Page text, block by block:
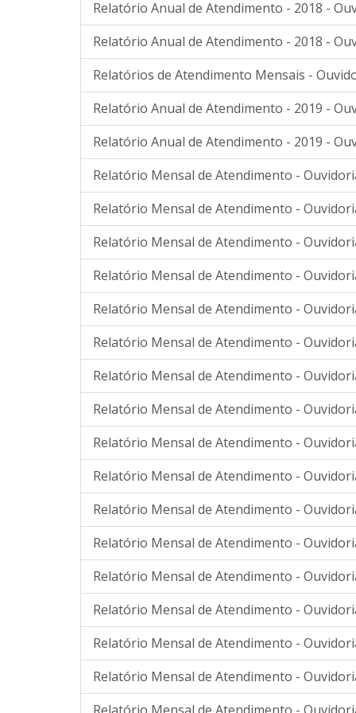
Relatório Anual de Atendimento - 2018 -
Relatório Anual de Atendimento - 2018 -
Relatórios de Atendimento Mensais -
Relatório Anual de Atendimento - 2019 -
Relatório Anual de Atendimento - 2019 -
Relatório Mensal de Atendimento -
Relatório Mensal de Atendimento -
Relatório Mensal de Atendimento -
Relatório Mensal de Atendimento -
Relatório Mensal de Atendimento -
Relatório Mensal de Atendimento -
Relatório Mensal de Atendimento -
Relatório Mensal de Atendimento -
Relatório Mensal de Atendimento -
Relatório Mensal de Atendimento -
Relatório Mensal de Atendimento -
Relatório Mensal de Atendimento -
Relatório Mensal de Atendimento -
Relatório Mensal de Atendimento -
Relatório Mensal de Atendimento -
Relatório Mensal de Atendimento -